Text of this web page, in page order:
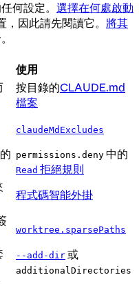
何設定。 選擇在何處啟動
因此請先閱讀它。 將其
使用
按目錄的CLAUDE.md
檔案
claudeMdExcludes
permissions.deny 中的
Read 拒絕規則
程式碼智能外掛
worktree.sparsePaths
--add-dir 或
additionalDirectories